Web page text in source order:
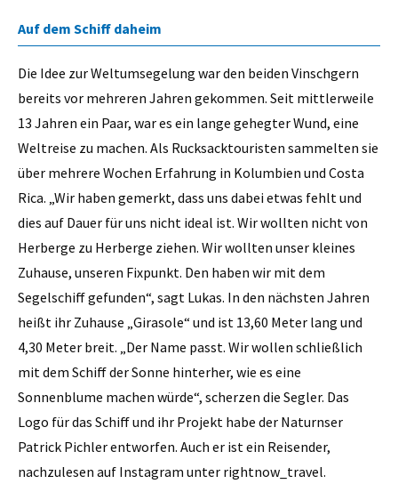
Auf dem Schiff daheim
Die Idee zur Weltumsegelung war den beiden Vinschgern
bereits vor mehreren Jahren gekommen. Seit mittlerweile
13 Jahren ein Paar, war es ein lange gehegter Wund, eine
Weltreise zu machen. Als Rucksacktouristen sammelten sie
über mehrere Wochen Erfahrung in Kolumbien und Costa
Rica. „Wir haben gemerkt, dass uns dabei etwas fehlt und
dies auf Dauer für uns nicht ideal ist. Wir wollten nicht von
Herberge zu Herberge ziehen. Wir wollten unser kleines
Zuhause, unseren Fixpunkt. Den haben wir mit dem
Segelschiff gefunden“, sagt Lukas. In den nächsten Jahren
heißt ihr Zuhause „Girasole“ und ist 13,60 Meter lang und
4,30 Meter breit. „Der Name passt. Wir wollen schließlich
mit dem Schiff der Sonne hinterher, wie es eine
Sonnenblume machen würde“, scherzen die Segler. Das
Logo für das Schiff und ihr Projekt habe der Naturnser
Patrick Pichler entworfen. Auch er ist ein Reisender,
nachzulesen auf Instagram unter rightnow_travel.